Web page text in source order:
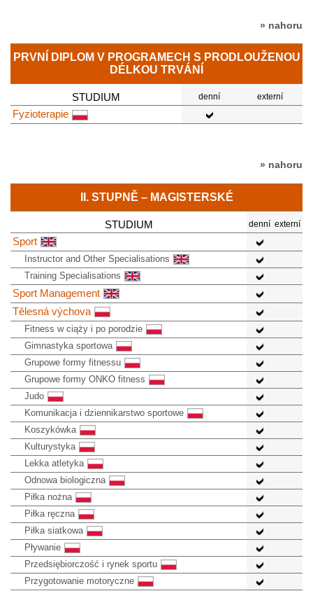
» nahoru
PRVNÍ DIPLOM V PROGRAMECH S PRODLOUŽENOU
DÉLKOU TRVÁNÍ
STUDIUM denní externí
Fyzioterapie
» nahoru
II. STUPNĚ – MAGISTERSKÉ
STUDIUM denní externí
Sport
Instructor and Other Specialisations
Training Specialisations
Sport Management
Tělesná výchova
Fitness w ciąży i po porodzie
Gimnastyka sportowa
Grupowe formy fitnessu
Grupowe formy ONKO fitness
Judo
Komunikacja i dziennikarstwo sportowe
Koszykówka
Kulturystyka
Lekka atletyka
Odnowa biologiczna
Piłka nożna
Piłka ręczna
Piłka siatkowa
Pływanie
Przedsiębiorczość i rynek sportu
Przygotowanie motoryczne